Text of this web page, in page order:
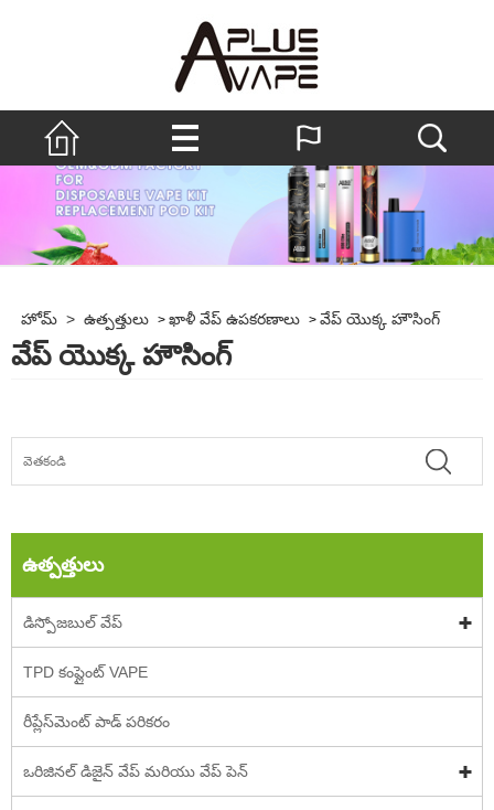
హోమ్ > ఉత్పత్తులు > ఖాళీ వేప్ ఉపకరణాలు > వేప్ యొక్క హౌసింగ్
వేప్ యొక్క హౌసింగ్
ఉత్పత్తులు
డిస్పోజబుల్ వేప్
TPD కంప్లైంట్ VAPE
రీప్లేస్‌మెంట్ పాడ్ పరికరం
ఒరిజినల్ డిజైన్ వేప్ మరియు వేప్ పెన్